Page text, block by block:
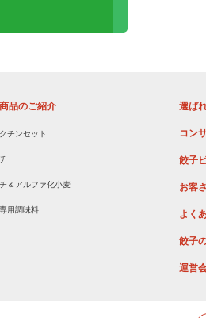
品のご紹介
チンセット
＆アルファ化小麦
用調味料
選ば
コン
餃子
お客
よく
餃子
運営